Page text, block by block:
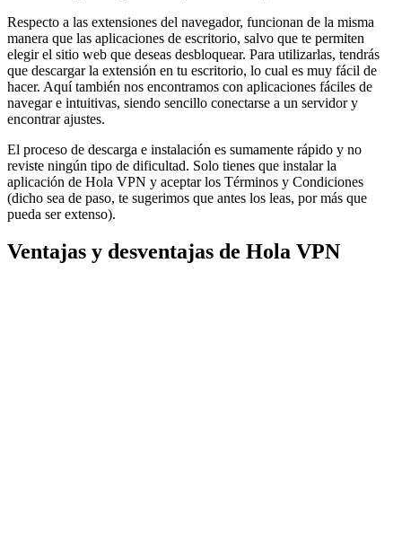
Respecto a las extensiones del navegador, funcionan de la misma
manera que las aplicaciones de escritorio, salvo que te permiten
elegir el sitio web que deseas desbloquear. Para utilizarlas, tendrás
que descargar la extensión en tu escritorio, lo cual es muy fácil de
hacer. Aquí también nos encontramos con aplicaciones fáciles de
navegar e intuitivas, siendo sencillo conectarse a un servidor y
encontrar ajustes.
El proceso de descarga e instalación es sumamente rápido y no
reviste ningún tipo de dificultad. Solo tienes que instalar la
aplicación de Hola VPN y aceptar los Términos y Condiciones
(dicho sea de paso, te sugerimos que antes los leas, por más que
pueda ser extenso).
Ventajas y desventajas de Hola VPN